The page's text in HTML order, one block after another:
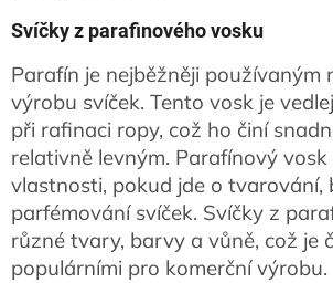
Svíčky z parafinového vosku
Parafín je nejběžněji používaným
výrobu svíček. Tento vosk je
při rafinaci ropy, což ho činí
relativně levným. Parafínový
vlastnosti, pokud jde o tvarování,
parfémování svíček. Svíčky z
různé tvary, barvy a vůně, což je
populárními pro komerční výrobu.